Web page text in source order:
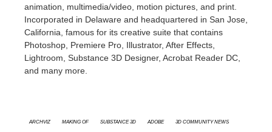
animation, multimedia/video, motion pictures, and print.
Incorporated in Delaware and headquartered in San Jose,
California, famous for its creative suite that contains
Photoshop, Premiere Pro, Illustrator, After Effects,
Lightroom, Substance 3D Designer, Acrobat Reader DC,
and many more.
Archviz Making Of Substance 3D Adobe
3D Community News